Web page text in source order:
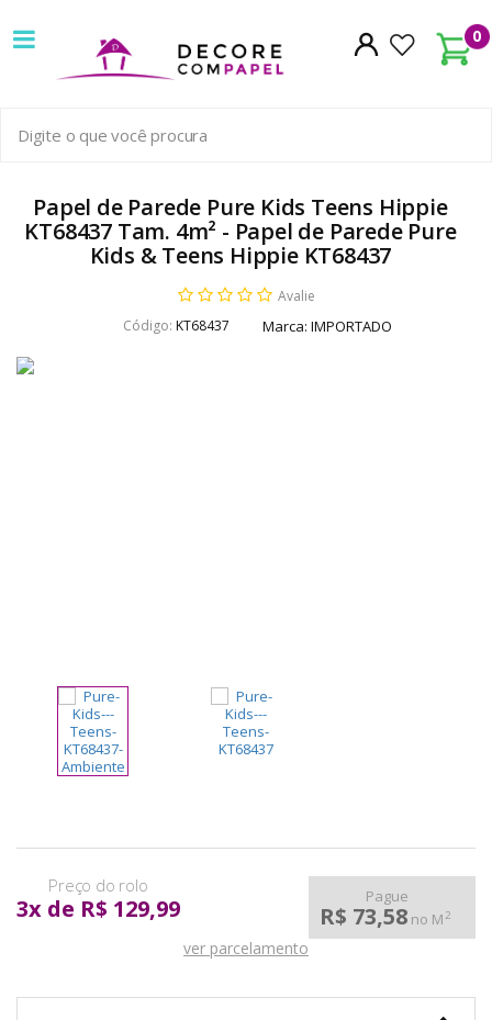
0
Decore
com
papel
pioneira
em
Papel de Parede Pure Kids Teens Hippie
KT68437 Tam. 4m² - Papel de Parede Pure
Kids & Teens Hippie KT68437
Avalie
Código: KT68437 Marca: IMPORTADO
3x de R$ 129,99 Pague
R$ 73,58 no M2
ver parcelamento